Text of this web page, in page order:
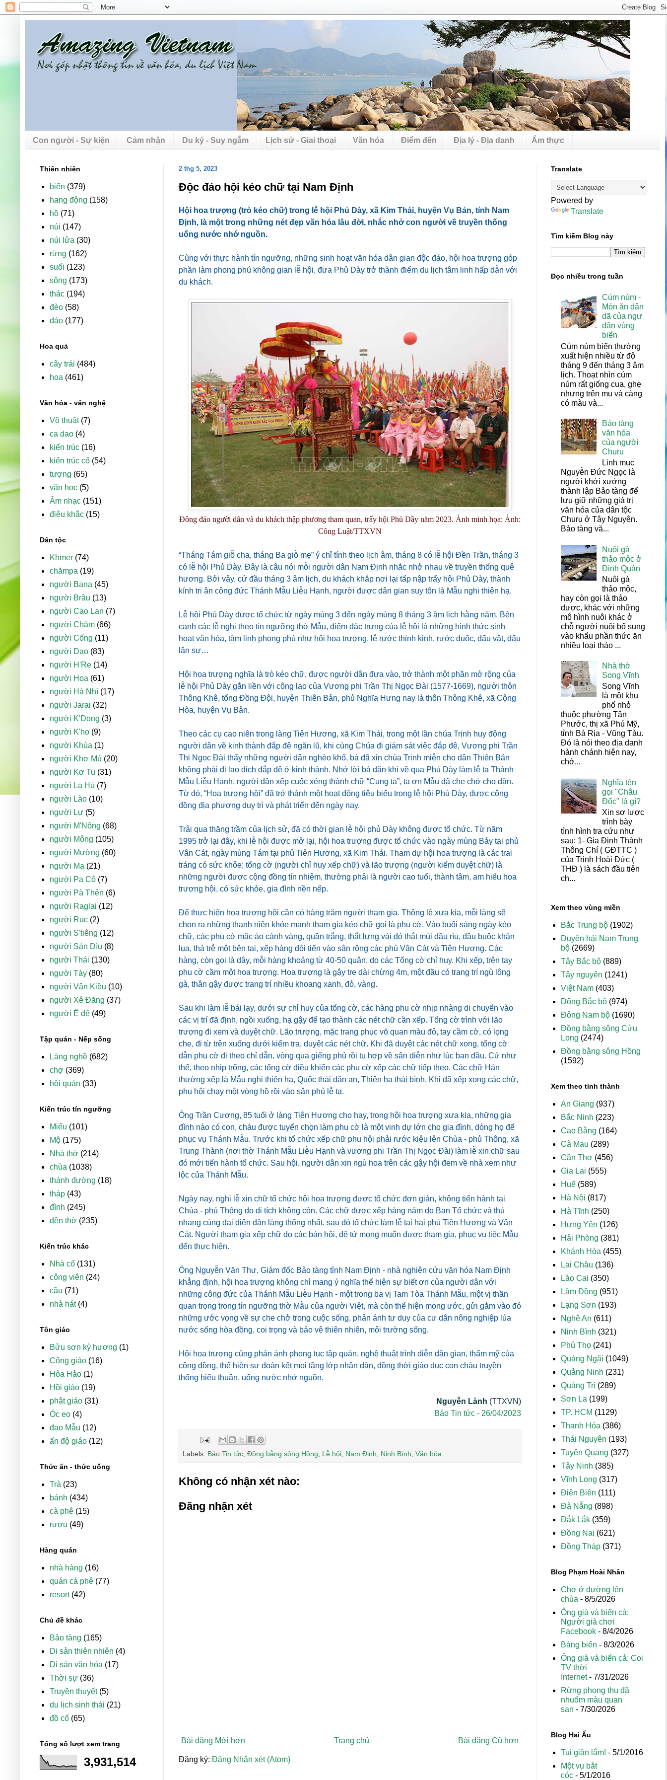
Con người - Sự kiện Cảm nhận Du ký - Suy ngẫm Lịch sử - Giai thoại Văn hóa Điểm đến Địa lý - Địa danh Ẩm thực
2 thg 5, 2023
Độc đáo hội kéo chữ tại Nam Định
Hội hoa trượng (trò kéo chữ) trong lễ hội Phủ Dày, xã Kim Thái, huyện Vụ Bản, tỉnh Nam
Định, là một trong những nét đẹp văn hóa lâu đời, nhắc nhở con người về truyền thống
uống nước nhớ nguồn.
Cùng với thực hành tín ngưỡng, những sinh hoạt văn hóa dân gian độc đáo, hội hoa trượng góp
phần làm phong phú không gian lễ hội, đưa Phủ Dày trở thành điểm du lịch tâm linh hấp dẫn với
du khách.
Đông đảo người dân và du khách thập phương tham quan, trẩy hội Phủ Dầy năm 2023. Ảnh minh họa: Ảnh:
Công Luật/TTXVN
“Tháng Tám giỗ cha, tháng Ba giỗ mẹ” ý chỉ tính theo lịch âm, tháng 8 có lễ hội Đền Trần, tháng 3
có lễ hội Phủ Dày. Đây là câu nói mỗi người dân Nam Định nhắc nhở nhau về truyền thống quê
hương. Bởi vậy, cứ đầu tháng 3 âm lịch, du khách khắp nơi lại tấp nập trẩy hội Phủ Dày, thành
kính tri ân công đức Thánh Mẫu Liễu Hạnh, người được dân gian suy tôn là Mẫu nghi thiên hạ.
Lễ hội Phủ Dày được tổ chức từ ngày mùng 3 đến ngày mùng 8 tháng 3 âm lịch hằng năm. Bên
cạnh các lễ nghi theo tín ngưỡng thờ Mẫu, điểm đặc trưng của lễ hội là những hình thức sinh
hoạt văn hóa, tâm linh phong phú như hội hoa trượng, lễ rước thỉnh kinh, rước đuốc, đấu vật, đấu
lân sư…
Hội hoa trượng nghĩa là trò kéo chữ, được người dân đưa vào, trở thành một phần mở rộng của
lễ hội Phủ Dày gắn liền với công lao của Vương phi Trần Thị Ngọc Đài (1577-1669), người thôn
Thông Khê, tổng Đồng Đội, huyện Thiên Bản, phủ Nghĩa Hưng nay là thôn Thông Khê, xã Cộng
Hòa, huyện Vụ Bản.
Theo các cụ cao niên trong làng Tiên Hương, xã Kim Thái, trong một lần chúa Trịnh huy động
người dân về kinh thành đắp đê ngăn lũ, khi cùng Chúa đi giám sát việc đắp đê, Vương phi Trần
Thị Ngọc Đài thấy những người dân nghèo khổ, bà đã xin chúa Trịnh miễn cho dân Thiên Bản
không phải đi lao dịch đắp đê ở kinh thành. Nhớ lời bà dặn khi về qua Phủ Dày làm lễ tạ Thánh
Mẫu Liễu Hạnh, người dân xếp cuốc xẻng thành chữ “Cung tạ”, tạ ơn Mẫu đã che chở cho dân.
Từ đó, “Hoa trượng hội” đã trở thành một hoạt động tiêu biểu trong lễ hội Phủ Dày, được cộng
đồng địa phương duy trì và phát triển đến ngày nay.
Trải qua thăng trầm của lịch sử, đã có thời gian lễ hội phủ Dày không được tổ chức. Từ năm
1995 trở lại đây, khi lễ hội được mở lại, hội hoa trượng được tổ chức vào ngày mùng Bảy tại phủ
Vân Cát, ngày mùng Tám tại phủ Tiên Hương, xã Kim Thái. Tham dự hội hoa trượng là các trai
tráng có sức khỏe; tổng cờ (người chỉ huy xếp chữ) và lão trượng (người kiểm duyệt chữ) là
những người được cộng đồng tín nhiệm, thường phải là người cao tuổi, thành tâm, am hiểu hoa
trượng hội, có sức khỏe, gia đình nền nếp.
Để thực hiện hoa trượng hội cần có hàng trăm người tham gia. Thông lệ xưa kia, mỗi làng sẽ
chọn ra những thanh niên khỏe mạnh tham gia kéo chữ gọi là phu cờ. Vào buổi sáng ngày kéo
chữ, các phu cờ mặc áo cánh vàng, quần trắng, thắt lưng vải đỏ thắt múi đầu rìu, đầu buộc khăn
lụa, thả trễ một bên tai, xếp hàng đôi tiến vào sân rộng các phủ Vân Cát và Tiên Hương. Các
hàng, còn gọi là dây, mỗi hàng khoảng từ 40-50 quân, do các Tổng cờ chỉ huy. Khi xếp, trên tay
phu cờ cầm một hoa trượng. Hoa trượng là gậy tre dài chừng 4m, một đầu có trang trí ngù lông
gà, thân gậy được trang trí nhiều khoang xanh, đỏ, vàng.
Sau khi làm lễ bái lạy, dưới sự chỉ huy của tổng cờ, các hàng phu cờ nhịp nhàng di chuyển vào
các vị trí đã định, ngồi xuống, hạ gậy để tạo thành các nét chữ cần xếp. Tổng cờ trình với lão
trượng đi xem và duyệt chữ. Lão trượng, mặc trang phục võ quan màu đỏ, tay cầm cờ, có lọng
che, đi từ trên xuống dưới kiểm tra, duyệt các nét chữ. Khi đã duyệt các nét chữ xong, tổng cờ
dẫn phu cờ đi theo chỉ dẫn, vòng qua giếng phủ rồi tụ hợp về sân diễn như lúc ban đầu. Cứ như
thế, theo nhịp trống, các tổng cờ điều khiển các phu cờ xếp các chữ tiếp theo. Các chữ Hán
thường xếp là Mẫu nghi thiên hạ, Quốc thái dân an, Thiên hạ thái bình. Khi đã xếp xong các chữ,
phu hội chạy một vòng hồ rồi vào sân phủ lễ tạ.
Ông Trần Cương, 85 tuổi ở làng Tiên Hương cho hay, trong hội hoa trượng xưa kia, những gia
đình nào có con, cháu được tuyển chọn làm phu cờ là một vinh dự lớn cho gia đình, dòng họ để
phục vụ Thánh Mẫu. Trước khi tổ chức xếp chữ phu hội phải rước kiệu lên Chùa - phủ Thông, xã
Trung Thành (nơi thờ Thánh Mẫu Liễu Hạnh và vương phi Trần Thị Ngọc Đài) làm lễ xin chữ sau
đó mới tiến hành tổ chức. Sau hội, người dân xin ngù hoa trên các gậy hội đem về nhà xem như
lộc của Thánh Mẫu.
Ngày nay, nghi lễ xin chữ tổ chức hội hoa trượng được tổ chức đơn giản, không tiến hành tại
Chùa - phủ Thông do di tích không còn. Các chữ được xếp hàng năm do Ban Tổ chức và thủ
nhang cùng đại diện dân làng thống nhất, sau đó tổ chức làm lễ tại hai phủ Tiên Hương và Vân
Cát. Người tham gia xếp chữ do các bản hội, đệ tử mong muốn được tham gia, phục vụ tiệc Mẫu
đến thực hiện.
Ông Nguyễn Văn Thư, Giám đốc Bảo tàng tỉnh Nam Định - nhà nghiên cứu văn hóa Nam Định
khẳng định, hội hoa trượng không chỉ mang ý nghĩa thể hiện sự biết ơn của người dân với
những công đức của Thánh Mẫu Liễu Hạnh - một trong ba vị Tam Tòa Thánh Mẫu, một vị thần
quan trọng trong tín ngưỡng thờ Mẫu của người Việt, mà còn thể hiện mong ước, gửi gắm vào đó
những ước vọng về sự che chở trong cuộc sống, phản ánh tư duy của cư dân nông nghiệp lúa
nước sống hòa đồng, coi trọng và bảo vệ thiên nhiên, môi trường sống.
Hội hoa trượng cũng phản ánh phong tục tập quán, nghệ thuật trình diễn dân gian, thẩm mỹ của
cộng đồng, thể hiện sự đoàn kết mọi tầng lớp nhân dân, đồng thời giáo dục con cháu truyền
thống hiếu thuận, uống nước nhớ nguồn.
Nguyễn Lành (TTXVN)
Báo Tin tức - 26/04/2023
Labels: Báo Tin tức, Đồng bằng sông Hồng, Lễ hội, Nam Định, Ninh Bình, Văn hóa
Không có nhận xét nào:
Đăng nhận xét
Bài đăng Mới hơn Bài đăng Cũ hơn
Trang chủ
Đăng ký: Đăng Nhận xét (Atom)
Thiên nhiên
biển (379)
hang động (158)
hồ (71)
núi (147)
núi lửa (30)
rừng (162)
suối (123)
sông (173)
thác (194)
đèo (58)
đảo (177)
Hoa quả
cây trái (484)
hoa (461)
Văn hóa - văn nghệ
Võ thuật (7)
ca dao (4)
kiến trúc (16)
kiến trúc cổ (54)
tượng (65)
văn học (5)
Âm nhạc (151)
điêu khắc (15)
Dân tộc
Khmer (74)
chămpa (19)
người Bana (45)
người Brâu (13)
người Cao Lan (7)
người Chăm (66)
người Cống (11)
người Dao (83)
người H'Re (14)
người Hoa (61)
người Hà Nhì (17)
người Jarai (32)
người K'Dong (3)
người K'ho (9)
người Khùa (1)
người Khơ Mú (20)
người Kơ Tu (31)
người La Hủ (7)
người Lào (10)
người Lự (5)
người M'Nông (68)
người Mông (105)
người Mường (60)
người Mạ (21)
người Pa Cô (7)
người Pà Thẻn (6)
người Raglai (12)
người Rục (2)
người S'tiêng (12)
người Sán Dìu (8)
người Thái (130)
người Tày (80)
người Vân Kiều (10)
người Xê Đăng (37)
người Ê đê (49)
Tập quán - Nếp sống
Làng nghề (682)
chợ (369)
hội quán (33)
Kiến trúc tín ngưỡng
Miếu (101)
Mộ (175)
Nhà thờ (214)
chùa (1038)
thánh đường (18)
tháp (43)
đình (245)
đền thờ (235)
Kiến trúc khác
Nhà cổ (131)
công viên (24)
cầu (71)
nhà hát (4)
Tôn giáo
Bửu sơn kỳ hương (1)
Công giáo (16)
Hòa Hảo (1)
Hồi giáo (19)
phật giáo (31)
Óc eo (4)
đạo Mẫu (12)
ấn độ giáo (12)
Thức ăn - thức uống
Trà (23)
bánh (434)
cà phê (15)
rượu (49)
Hàng quán
nhà hàng (16)
quán cà phê (77)
resort (42)
Chủ đề khác
Bảo tàng (165)
Di sản thiên nhiên (4)
Di sản văn hóa (17)
Thời sự (36)
Truyền thuyết (5)
du lịch sinh thái (21)
đồ cổ (65)
Tổng số lượt xem trang
3,931,514
Translate
Powered by
Translate
Tìm kiếm Blog này
Đọc nhiều trong tuần
Cúm núm -
Món ăn dân
dã của ngư
dân vùng
biển
Cúm núm biển thường
xuất hiện nhiều từ độ
tháng 9 đến tháng 3 âm
lịch. Thoạt nhìn cúm
núm rất giống cua, ghẹ
nhưng trên mu và càng
có màu và...
Bảo tàng
văn hóa
của người
Churu
Linh mục
Nguyễn Đức Ngọc là
người khởi xướng
thành lập Bảo tàng để
lưu giữ những giá trị
văn hóa của dân tộc
Churu ở Tây Nguyên.
Bảo tàng vă...
Nuôi gà
thảo mộc ở
Định Quán
Nuôi gà
thảo mộc,
hay còn gọi là thảo
dược, khác với những
mô hình nuôi khác ở
chỗ người nuôi bổ sung
vào khẩu phần thức ăn
nhiều loại thảo ...
Nhà thờ
Song Vĩnh
Song Vĩnh
là một khu
phố nhỏ
thuộc phường Tân
Phước, thị xã Phú Mỹ,
tỉnh Bà Rịa - Vũng Tàu.
Đó là nói theo địa danh
hành chánh hiện nay,
chớ...
Nghĩa tên
gọi "Châu
Đốc" là gì?
Xin sơ lược
trình bày
tình hình tra cứu như
sau: 1- Gia Định Thành
Thông Chí ( GĐTTC )
của Trịnh Hoài Đức (
THĐ ) là sách đầu tiên
ch...
Xem theo vùng miền
Bắc Trung bộ (1902)
Duyên hải Nam Trung
bộ (2669)
Tây Bắc bộ (889)
Tây nguyên (1241)
Việt Nam (403)
Đông Bắc bộ (974)
Đông Nam bộ (1690)
Đồng bằng sông Cửu
Long (2474)
Đồng bằng sông Hồng
(1592)
Xem theo tỉnh thành
An Giang (937)
Bắc Ninh (223)
Cao Bằng (164)
Cà Mau (289)
Cần Thơ (456)
Gia Lai (555)
Huế (589)
Hà Nội (817)
Hà Tĩnh (250)
Hưng Yên (126)
Hải Phòng (381)
Khánh Hòa (455)
Lai Châu (136)
Lào Cai (350)
Lâm Đồng (951)
Lạng Sơn (193)
Nghệ An (611)
Ninh Bình (321)
Phú Thọ (241)
Quảng Ngãi (1049)
Quảng Ninh (231)
Quảng Trị (289)
Sơn La (199)
TP. HCM (1129)
Thanh Hóa (386)
Thái Nguyên (193)
Tuyên Quang (327)
Tây Ninh (385)
Vĩnh Long (317)
Điện Biên (111)
Đà Nẵng (898)
Đắk Lắk (359)
Đồng Nai (621)
Đồng Tháp (371)
Blog Phạm Hoài Nhân
Chợ ở đường lên
chùa - 8/5/2026
Ông già và biển cả:
Người già chơi
Facebook - 8/4/2026
Bàng biển - 8/3/2026
Ông già và biển cả: Coi
TV thời
Internet- 7/31/2026
Rừng phong thu đã
nhuốm màu quan
san - 7/30/2026
Blog Hai Ẩu
Tui giận lắm! - 5/1/2016
Một vụ bắt
cóc - 5/1/2016